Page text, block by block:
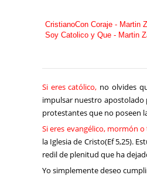
CristianoCon Coraje - Martin
Soy Catolico y Que - Martin
Si eres católico, no olvides
impulsar nuestro apostolado
protestantes que no poseen
Si eres evangélico, mormón
la Iglesia de Cristo(Ef 5,25).
redil de plenitud que ha
Yo simplemente deseo